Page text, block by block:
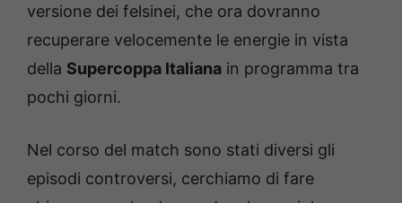
versione dei felsinei, che ora dovranno
recuperare velocemente le energie in vista
della Supercoppa Italiana in programma tra
pochi giorni.
Nel corso del match sono stati diversi gli
episodi controversi, cerchiamo di fare